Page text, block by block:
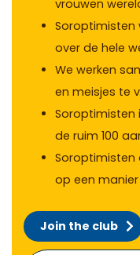
vrouwen
Soroptimisten
over de hele
We werken
en meisjes te
Soroptimisten
de ruim 100
Soroptimisten
op een
Join the club